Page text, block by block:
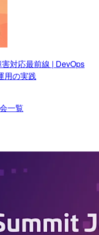
害対応最前線 | DevOps
用の実践
一覧